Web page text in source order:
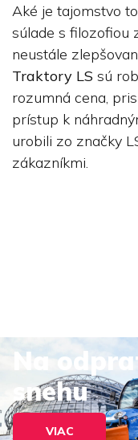
Aké je tajomstvo
súlade s filozofiou
neustále
Traktory LS sú
rozumná cena,
prístup k
urobili zo značky
zákazníkmi.
Na
snehu
VIAC